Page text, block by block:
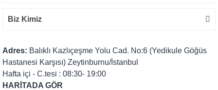
Biz Kimiz
Adres: Balıklı Kazlıçeşme Yolu Cad. No:6 (Yedikule Göğüs
Hastanesi Karşısı) Zeytinburnu/İstanbul
Hafta içi - C.tesi : 08:30- 19:00
HARİTADA GÖR